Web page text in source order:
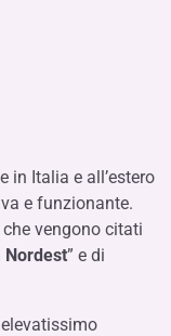
in Italia e all’estero
e funzionante.
vengono citati
Nordest” e di